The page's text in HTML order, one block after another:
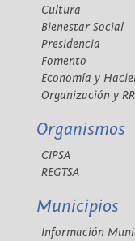
Cultura
Bienestar Social
Presidencia
Fomento
Economía y
Organización y
Organismos
CIPSA
REGTSA
Municipios
Información